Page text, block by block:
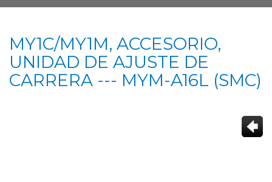
MY1C/MY1M, ACCESORIO,
UNIDAD DE AJUSTE DE
CARRERA --- MYM-A16L (SMC)